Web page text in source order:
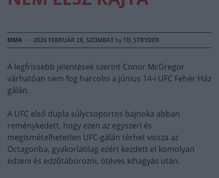
MMA · 2026 FEBRUÁR 28, SZOMBAT byTD_STRYDER
A legfrissebb jelentések szerint Conor McGregor
várhatóan nem fog harcolni a június 14-i UFC Fehér Ház
gálán.
A UFC első dupla súlycsoportos bajnoka abban
reménykedett, hogy ezen az egyszeri és
megismételhetetlen UFC-gálán térhet vissza az
Octagonba, gyakorlatilag ezért kezdett el komolyan
edzeni és edzőtáborozni, ötéves kihagyás után.